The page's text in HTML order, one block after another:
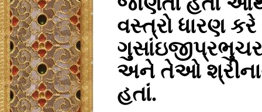
વસ્ત્રો ધારણ
અને તેઓ
હતાં.